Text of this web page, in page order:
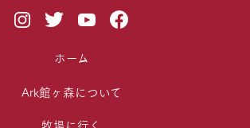
ホーム
Ark館ヶ森について